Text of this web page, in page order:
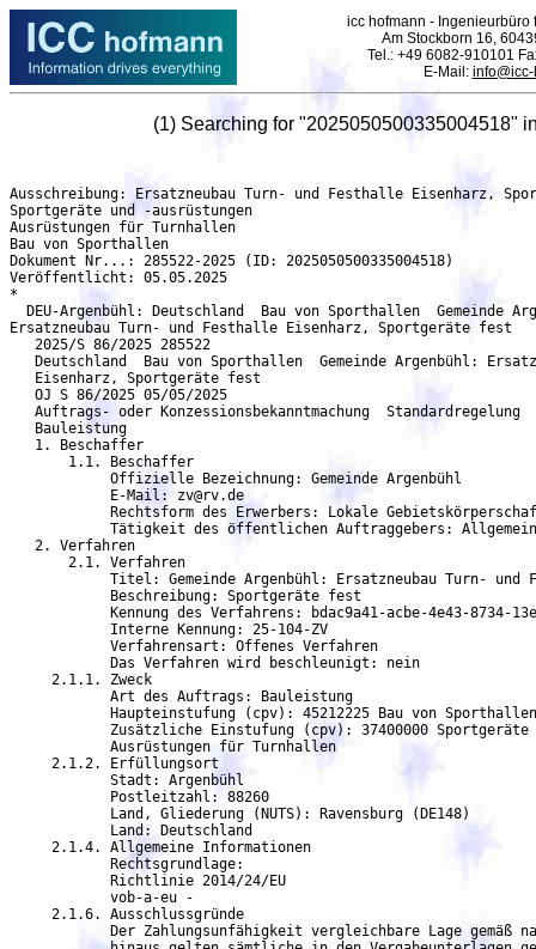
icc hofmann - Ingenieurbüro
Am Stockborn 16,
Tel.: +49 6082-910101
E-Mail:
(1) Searching for "2025050500335004518"
Ausschreibung: Ersatzneubau Turn- und Festhalle Eisenharz, Sportgeräte fest - DEU-Argenbühl
Sportgeräte und -ausrüstungen
Ausrüstungen für Turnhallen
Bau von Sporthallen
Dokument Nr...: 285522-2025 (ID: 2025050500335004518)
Veröffentlicht: 05.05.2025
*
  DEU-Argenbühl: Deutschland  Bau von Sporthallen  Gemeinde Argenbühl:
Ersatzneubau Turn- und Festhalle Eisenharz, Sportgeräte fest
   2025/S 86/2025 285522
   Deutschland  Bau von Sporthallen  Gemeinde Argenbühl: Ersatzneubau Turn- und Festhalle
   Eisenharz, Sportgeräte fest
   OJ S 86/2025 05/05/2025
   Auftrags- oder Konzessionsbekanntmachung  Standardregelung
   Bauleistung
   1. Beschaffer
       1.1. Beschaffer
            Offizielle Bezeichnung: Gemeinde Argenbühl
	    E-Mail: zv@rv.de
            Rechtsform des Erwerbers: Lokale Gebietskörperschaft
            Tätigkeit des öffentlichen Auftraggebers: Allgemeine öffentliche Verwaltung
   2. Verfahren
       2.1. Verfahren
            Titel: Gemeinde Argenbühl: Ersatzneubau Turn- und Festhalle Eisenharz, Sportgeräte fest
            Beschreibung: Sportgeräte fest
	    Kennung des Verfahrens: bdac9a41-acbe-4e43-8734-13e9fc7dd363
	    Interne Kennung: 25-104-ZV
	    Verfahrensart: Offenes Verfahren
	    Das Verfahren wird beschleunigt: nein
     2.1.1. Zweck
	    Art des Auftrags: Bauleistung
	    Haupteinstufung (cpv): 45212225 Bau von Sporthallen
            Zusätzliche Einstufung (cpv): 37400000 Sportgeräte und -ausrüstungen, 37420000
            Ausrüstungen für Turnhallen
     2.1.2. Erfüllungsort
            Stadt: Argenbühl
	    Postleitzahl: 88260
	    Land, Gliederung (NUTS): Ravensburg (DE148)
	    Land: Deutschland
     2.1.4. Allgemeine Informationen
	    Rechtsgrundlage:
	    Richtlinie 2014/24/EU
	    vob-a-eu -
     2.1.6. Ausschlussgründe
            Der Zahlungsunfähigkeit vergleichbare Lage gemäß nationaler Rechtsvorschriften: Darüber
            hinaus gelten sämtliche in den Vergabeunterlagen genannten Ausschlussgründe,
            insbesondere die gesetzlichen Ausschlussgründe nach §§123 bis 126 GWB. §§123 bis 126
	    GWB.
	    Korruption:
	    Beteiligung an einer kriminellen Vereinigung:
	    Vereinbarungen mit anderen Wirtschaftsteilnehmern zur Verzerrung des Wettbewerbs:
            Verstoß gegen umweltrechtliche Verpflichtungen:
              Geldwäsche oder Terrorismusfinanzierung:
              Betrugsbekämpfung:
	      Kinderarbeit und andere Formen des Menschenhandels:
              Zahlungsunfähigkeit:
              Verstoß gegen arbeitsrechtliche Verpflichtungen:
              Verwaltung der Vermögenswerte durch einen Insolvenzverwalter:
	      Falsche Angaben, verweigerte Informationen, die nicht in der Lage sind, die erforderlichen
              Unterlagen vorzulegen, und haben vertrauliche Informationen über dieses Verfahren erhalten.:
	      Interessenkonflikt aufgrund seiner Teilnahme an dem Vergabeverfahren:
	      Direkte oder indirekte Beteiligung an der Vorbereitung des Vergabeverfahrens:
              Schwere Verfehlung im Rahmen der beruflichen Tätigkeit:
	      Vorzeitige Beendigung, Schadensersatz oder andere vergleichbare Sanktionen:
              Verstoß gegen sozialrechtliche Verpflichtungen:
              Zahlung der Sozialversicherungsbeiträge:
              Einstellung der gewerblichen Tätigkeit:
	      Entrichtung von Steuern:
              Terroristische Straftaten oder Straftaten im Zusammenhang mit terroristischen Aktivitäten:
   5. Los
       5.1. Los: LOT-0000
            Titel: Gemeinde Argenbühl: Ersatzneubau Turn- und Festhalle Eisenharz, Sportgeräte fest
            Beschreibung: - 3 St Sprossenwände - 1 St Multischaukel - 2 St Kletteranlagen - 5 St
            Basketballanlagen - Haken, Hülsen und Schienen für baus. Sportgeräte
	    Interne Kennung: LOT-0000
     5.1.1. Zweck
	    Art des Auftrags: Bauleistung
	    Haupteinstufung (cpv): 45212225 Bau von Sporthallen
            Zusätzliche Einstufung (cpv): 37400000 Sportgeräte und -ausrüstungen, 37420000
            Ausrüstungen für Turnhallen
     5.1.2. Erfüllungsort
            Stadt: Argenbühl
	    Postleitzahl: 88260
	    Land, Gliederung (NUTS): Ravensburg (DE148)
	    Land: Deutschland
     5.1.3. Geschätzte Dauer
	    Datum des Beginns: 07/01/2026
	    Enddatum der Laufzeit: 20/03/2026
     5.1.6. Allgemeine Informationen
	    Vorbehaltene Teilnahme: Teilnahme ist nicht vorbehalten.
            Die Namen und beruflichen Qualifikationen des zur Auftragsausführung eingesetzten
	    Personals sind anzugeben: Nicht erforderlich
	    Auftragsvergabeprojekt nicht aus EU-Mitteln finanziert
            Die Beschaffung fällt unter das Übereinkommen über das öffentliche Beschaffungswesen: ja
            Diese Auftragsvergabe ist auch für kleine und mittlere Unternehmen (KMU) geeignet: nein
     5.1.7. Strategische Auftragsvergabe
	      Ziel der strategischen Auftragsvergabe: Keine strategische Beschaffung
     5.1.9. Eignungskriterien
	    Kriterium:
            Art: Eignung zur Berufsausübung
	      Kriterium:
              Art: Wirtschaftliche und finanzielle Leistungsfähigkeit
	      Kriterium:
              Art: Technische und berufliche Leistungsfähigkeit
    5.1.10. Zuschlagskriterien
	    Kriterium:
	    Art: Preis
	    Bezeichnung: Preis
	    Beschreibung: Die Zuschlagskriterien sind 100 Prozent Preis
	    Kategorie des Gewicht-Zuschlagskriteriums: Gewichtung (Prozentanteil, genau)
            Zuschlagskriterium  Zahl: 100,00
    5.1.11. Auftragsunterlagen
            Sprachen, in denen die Auftragsunterlagen offiziell verfügbar sind: Deutsch
	    Internetadresse der Auftragsunterlagen: https://www.vergabe24.de/vergabeunterlagen/54321-
	    Tender-19662b8da20-1532498b1dabc7ca
    5.1.12. Bedingungen für die Auftragsvergabe
            Bedingungen für die Einreichung:
            Elektronische Einreichung: Zulässig
            Adresse für die Einreichung: https://www.vergabe24.de/
            Sprachen, in denen Angebote oder Teilnahmeanträge eingereicht werden können: Deutsch
            Elektronischer Katalog: Nicht zulässig
            Varianten: Nicht zulässig
            Die Bieter können mehrere Angebote einreichen: Nicht zulässig
            Frist für den Eingang der Angebote: 17/06/2025 09:30:00 (UTC+2) Eastern European Time,
	    Central European Summer Time
            Informationen, die nach Ablauf der Einreichungsfrist ergänzt werden können:
            Nach Ermessen des Käufers können alle fehlenden Bieterunterlagen nach Fristablauf
	    nachgereicht werden.
            Zusätzliche Informationen: ---
            Informationen über die öffentliche Angebotsöffnung:
            Eröffnungsdatum: 17/06/2025 09:30:00 (UTC+2) Eastern European Time, Central European
	    Summer Time
            Ort: Landratsamt Ravensburg Brielmayerstraße 2 88250 Weingarten Deutschland